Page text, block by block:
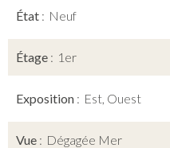
État Neuf
Étage 1er
Exposition Est, Ouest
Vue Dégagée Mer